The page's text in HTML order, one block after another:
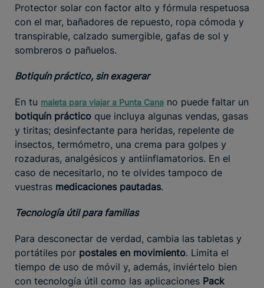
Protector solar con factor alto y fórmula respetuosa
con el mar, bañadores de repuesto, ropa cómoda y
transpirable, calzado sumergible, gafas de sol y
sombreros o pañuelos.
Botiquín práctico, sin exagerar
En tu maleta para viajar a Punta Cana no puede faltar un
botiquín práctico que incluya algunas vendas, gasas
y tiritas; desinfectante para heridas, repelente de
insectos, termómetro, una crema para golpes y
rozaduras, analgésicos y antiinflamatorios. En el
caso de necesitarlo, no te olvides tampoco de
vuestras medicaciones pautadas.
Tecnología útil para familias
Para desconectar de verdad, cambia las tabletas y
portátiles por postales en movimiento. Limita el
tiempo de uso de móvil y, además, inviértelo bien
con tecnología útil como las aplicaciones Pack